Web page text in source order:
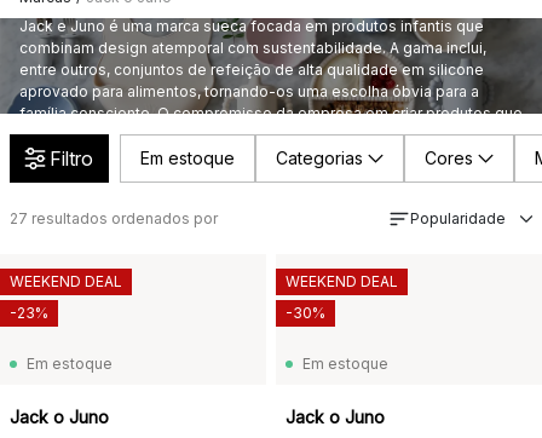
Jack e Juno é uma marca sueca focada em produtos infantis que
combinam design atemporal com sustentabilidade. A gama inclui,
entre outros, conjuntos de refeição de alta qualidade em silicone
aprovado para alimentos, tornando-os uma escolha óbvia para a
família consciente. O compromisso da empresa em criar produtos que
sejam bons tanto para o planeta quanto para as crianças reflete-se
em cada detalhe.
Filtro Em estoque Categorias Cores
27 resultados ordenados por Popularidade
Em estoque
Jack o Juno
WEEKEND DEAL
-23%
Em estoque
Jack o Juno
WEEKEND DEAL
-30%